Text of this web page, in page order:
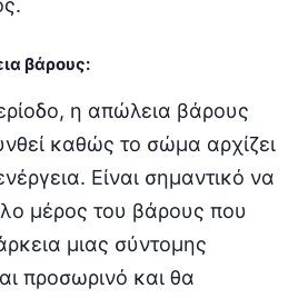
βάρους:
η απώλεια βάρους
καθώς το σώμα αρχίζει
Είναι σημαντικό να
μέρος του βάρους που
μιας σύντομης
προσωρινό και θα